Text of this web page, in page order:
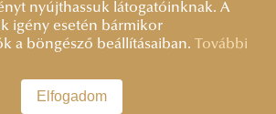
nyújthassuk látogatóinknak. A
igény esetén bármikor
a böngésző beállításaiban.
További
Elfogadom